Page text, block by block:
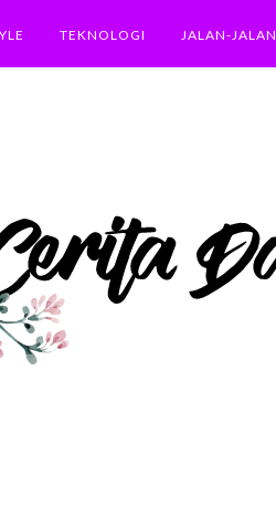
TEKNOLOGI JALAN-JALAN